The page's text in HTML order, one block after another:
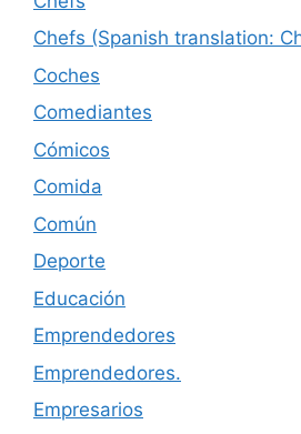
Chefs (Spanish translation:
Coches
Comediantes
Cómicos
Comida
Común
Deporte
Educación
Emprendedores
Emprendedores.
Empresarios